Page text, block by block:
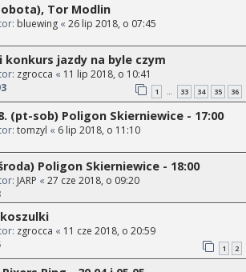
Tor Modlin
bluewing « 26 lip 2018, o 07:45
i konkurs jazdy na byle czym
zgrocca « 11 lip 2018, o 10:41
1 … 33 34 35 36
(pt-sob) Poligon Skierniewice - 17:00
tomzyl « 6 lip 2018, o 11:10
Poligon Skierniewice - 18:00
JARP « 27 cze 2018, o 09:20
zgrocca « 11 cze 2018, o 20:59
1 2